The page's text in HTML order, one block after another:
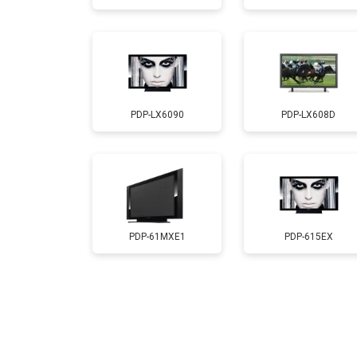
Замена лампы подсветки
Ремонт блока управления
Замена блока питания
Замена матрицы
Прошивка
PDP-LX6090 PDP-LX608D
PDP-61MXE1 PDP-615EX